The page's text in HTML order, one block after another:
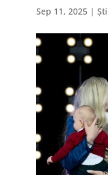
Sep 11, 2025|